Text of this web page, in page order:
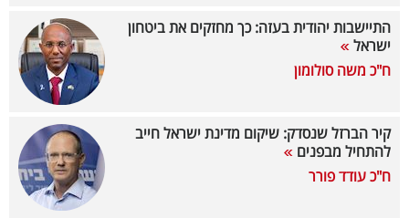
התיישבות יהודית בעזה: כך מחזקים את ביטחון
ישראל
ח"כ משה סולומון
קיר הברזל שנסדק: שיקום מדינת ישראל חייב
להתחיל מבפנים
ח"כ עודד פורר